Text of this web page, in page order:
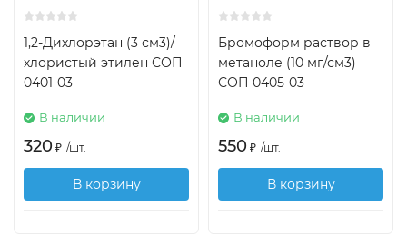
1,2-Дихлорэтан (3 см3)/
хлористый этилен СОП
0401-03
В наличии
320 ₽ /шт.
В корзину
Бромоформ раствор в
метаноле (10 мг/см3)
СОП 0405-03
В наличии
550 ₽ /шт.
В корзину